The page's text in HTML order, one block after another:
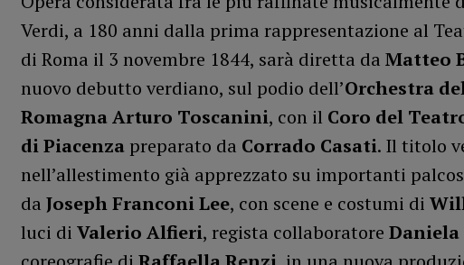
Verdi, a 180 anni dalla prima rappresentazione al
di Roma il 3 novembre 1844, sarà diretta da Matteo
nuovo debutto verdiano, sul podio dell’Orchestra
Romagna Arturo Toscanini, con il Coro del
di Piacenzapreparato da Corrado Casati. Il titolo
nell’allestimento già apprezzato su importanti
da Joseph Franconi Lee, con scene e costumi di
luci di Valerio Alfieri, regista collaboratore Daniela